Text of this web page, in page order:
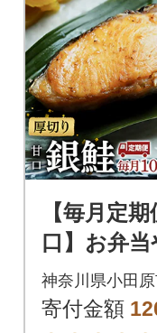
【毎月定
口】お弁
お供に!厚
身1枚(約10
神奈川県小田
寄付金額